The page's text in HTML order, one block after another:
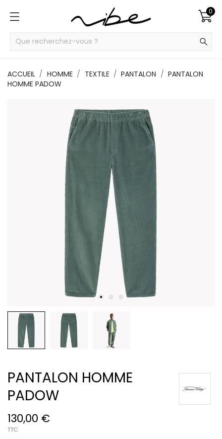
0
ACCUEIL HOMME TEXTILE PANTALON
PANTALON
HOMME PADOW
PANTALON HOMME
PADOW
130,00 €
TTC